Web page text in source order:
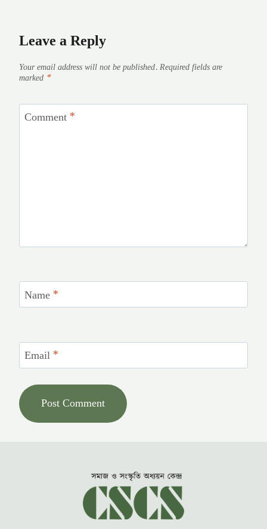
Leave a Reply
Your email address will not be published.Required fields are
marked *
Comment *
Name *
Email *